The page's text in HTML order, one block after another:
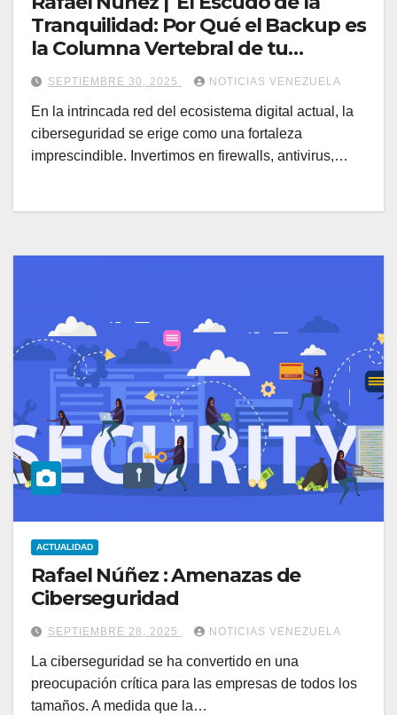
Tranquilidad: Por Qué el Backup es
la Columna Vertebral de tu
Ciberseguridad
SEPTIEMBRE 30, 2025 NOTICIAS VENEZUELA
En la intrincada red del ecosistema digital actual, la
ciberseguridad se erige como una fortaleza
imprescindible. Invertimos en firewalls, antivirus,…
ACTUALIDAD
Rafael Núñez : Amenazas de
Ciberseguridad
SEPTIEMBRE 28, 2025 NOTICIAS VENEZUELA
La ciberseguridad se ha convertido en una
preocupación crítica para las empresas de todos los
tamaños. A medida que la…